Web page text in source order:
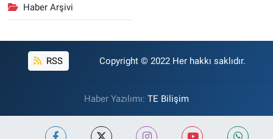
Haber Arşivi
RSS Copyright © 2022 Her hakkı saklıdır.
Haber Yazılımı: TE Bilişim